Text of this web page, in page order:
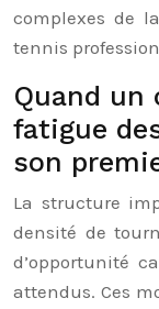
complexes de
tennis
Quand
fatigue
son
La structure
densité de
d’opportunité
attendus. Ces